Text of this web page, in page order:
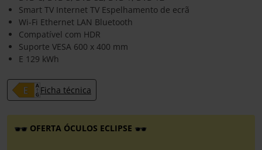
Smart TV Internet TV Espelhamento de ecrã
Wi-Fi Ethernet LAN Bluetooth
Compatível com HDR
Suporte VESA 600 x 400 mm
E 129 kWh
Ficha técnica
OFERTA ÓCULOS ECLIPSE